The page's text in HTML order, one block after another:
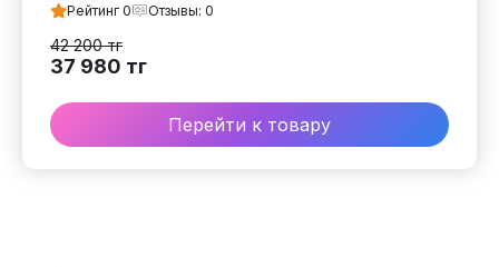
Рейтинг 0 Отзывы: 0
42 200тг
37 980 тг
Перейти к товару